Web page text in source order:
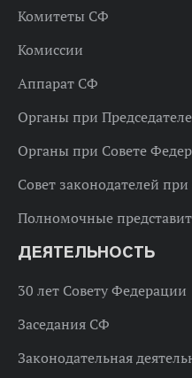
Комитеты СФ
Комиссии
Аппарат СФ
Органы при Председателе
Органы при Совете
Совет законодателей
Полномочные
ДЕЯТЕЛЬНОСТЬ
30 лет Совету Федерации
Заседания СФ
Законодательная